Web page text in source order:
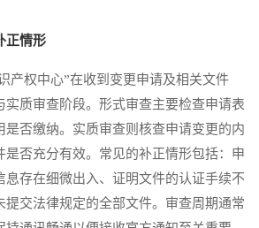
正情形
权中心”在收到变更申请及相关文件
实质审查阶段。形式审查主要检查申请表
是否缴纳。实质审查则核查申请变更的内
是否充分有效。常见的补正情形包括：申
息存在细微出入、证明文件的认证手续不
提交法律规定的全部文件。审查周期通常